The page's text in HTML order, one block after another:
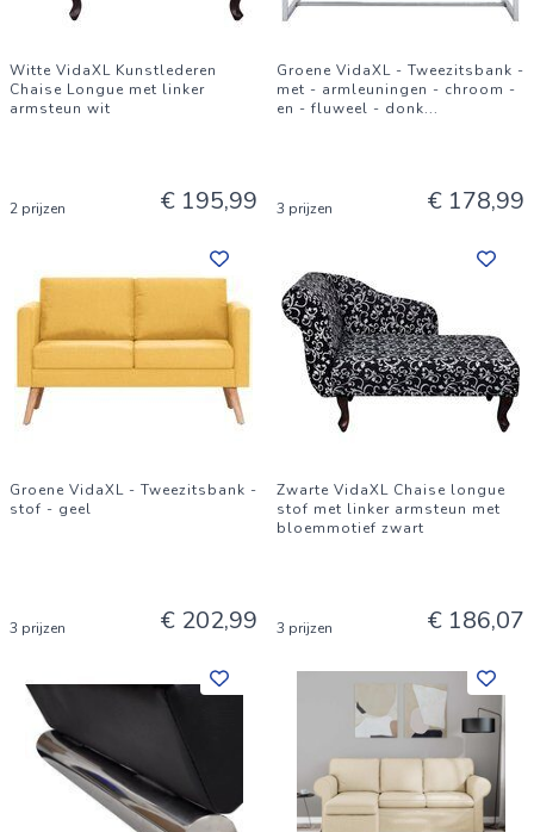
Witte VidaXL Kunstlederen
Chaise Longue met linker
armsteun wit
2 prijzen € 195,99
Groene VidaXL - Tweezitsbank -
met - armleuningen - chroom -
en - fluweel - donk...
3 prijzen € 178,99
Groene VidaXL - Tweezitsbank -
stof - geel
3 prijzen € 202,99
Zwarte VidaXL Chaise longue
stof met linker armsteun met
bloemmotief zwart
3 prijzen € 186,07